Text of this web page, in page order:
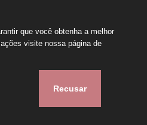
que você obtenha a melhor
visite nossa página de
Recusar